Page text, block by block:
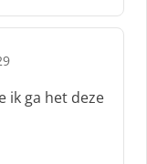
ik ga het deze